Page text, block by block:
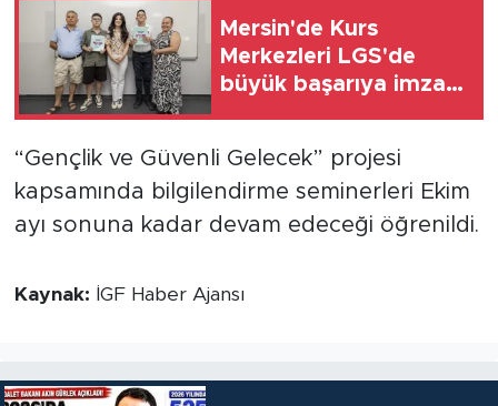
Mersin'de Kurs
Merkezleri LGS'de
büyük başarıya imza
“Gençlik ve Güvenli Gelecek” projesi
kapsamında bilgilendirme seminerleri Ekim
ayı sonuna kadar devam edeceği öğrenildi.
Kaynak: İGF Haber Ajansı